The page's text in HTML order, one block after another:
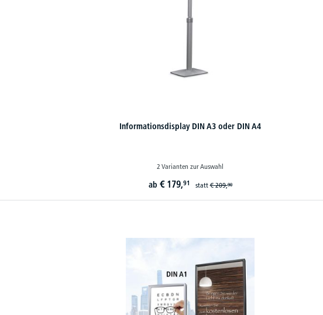
Informationsdisplay DIN A3 oder DIN A4
2 Varianten zur Auswahl
ab € 179,91 statt€ 209,90